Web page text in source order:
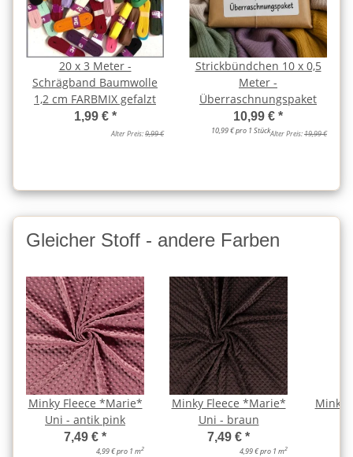
20 x 3 Meter -
Schrägband Baumwolle
1,2 cm FARBMIX gefalzt
1,99 € *
Alter Preis:9,99 €
Strickbündchen 10 x 0,5
Meter -
Überraschnungspaket
10,99 € *
10,99 € pro 1 StückAlter Preis:19,99 €
Gleicher Stoff - andere Farben
Minky Fleece *Marie*
Uni - antik pink
7,49 € *
4,99 € pro 1 m2
Minky Fleece *Marie*
Uni - braun
7,49 € *
4,99 € pro 1 m2
Minky